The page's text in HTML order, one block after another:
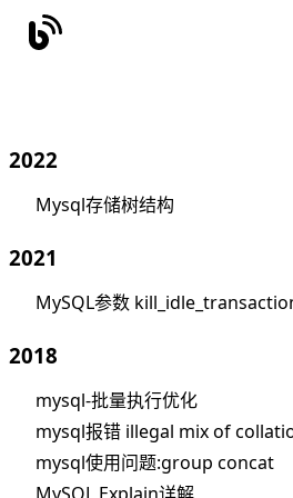
2022
Mysql存储树结构
2021
MySQL参数
2018
mysql-批量执行优化
mysql报错 illegal mix of
mysql使用问题:group concat